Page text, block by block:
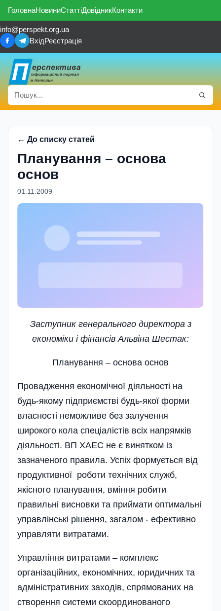
ГоловнаНовиниСтаттіДовідникКонтакти
info@perspekt.org.ua
ВхідРеєстрація
← До списку статей
Планування – основа
основ
01.11.2009
Заступник генерального директора з
економіки і фінансів Альвіна Шестак:
Планування – основа основ
Провадження економічної діяльності на
будь-якому підприємстві будь-якої форми
власності неможливе без залучення
широкого кола спеціалістів всіх напрямків
діяльності. ВП ХАЕС не є винятком із
зазначеного правила. Успіх формується від
продуктивної роботи технічних служб,
якісного планування, вміння робити
правильні висновки та приймати оптимальні
управлінські рішення, загалом - ефективно
управляти витратами.
Управління витратами – комплекс
організаційних, економічних, юридичних та
адміністративних заходів, спрямованих на
створення системи скоординованого